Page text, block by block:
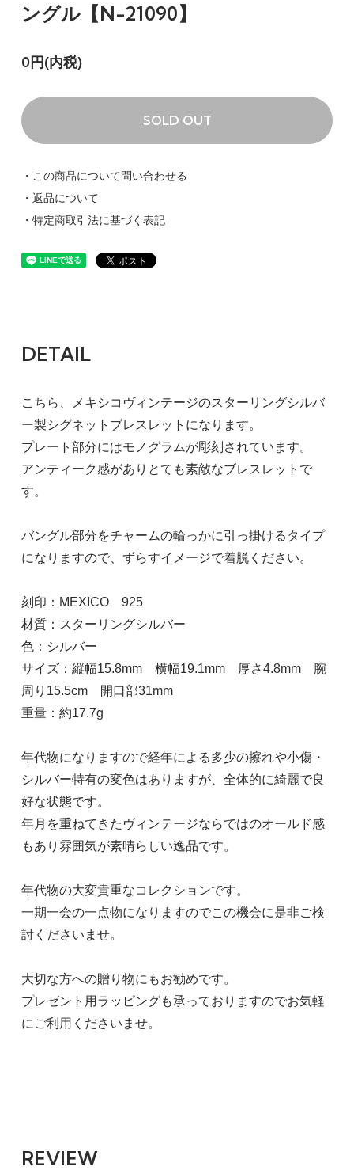
ングル【N-21090】
0円(内税)
SOLD OUT
・この商品について問い合わせる
・返品について
・特定商取引法に基づく表記
DETAIL
こちら、メキシコヴィンテージのスターリングシルバ
ー製シグネットブレスレットになります。
プレート部分にはモノグラムが彫刻されています。
アンティーク感がありとても素敵なブレスレットで
す。
バングル部分をチャームの輪っかに引っ掛けるタイプ
になりますので、ずらすイメージで着脱ください。
刻印：MEXICO 925
材質：スターリングシルバー
色：シルバー
サイズ：縦幅15.8mm 横幅19.1mm 厚さ4.8mm 腕
周り15.5cm 開口部31mm
重量：約17.7g
年代物になりますので経年による多少の擦れや小傷・
シルバー特有の変色はありますが、全体的に綺麗で良
好な状態です。
年月を重ねてきたヴィンテージならではのオールド感
もあり雰囲気が素晴らしい逸品です。
年代物の大変貴重なコレクションです。
一期一会の一点物になりますのでこの機会に是非ご検
討くださいませ。
大切な方への贈り物にもお勧めです。
プレゼント用ラッピングも承っておりますのでお気軽
にご利用くださいませ。
REVIEW